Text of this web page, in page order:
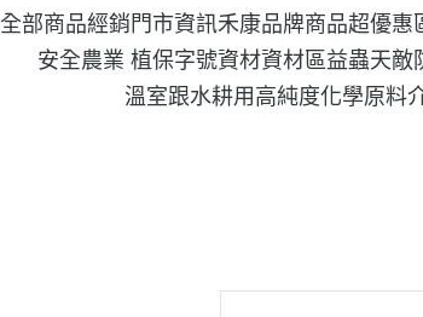
全部商品經銷門市資訊禾康品牌商品超優惠
安全農業 植保字號資材資材區益蟲天敵
溫室跟水耕用高純度化學原料